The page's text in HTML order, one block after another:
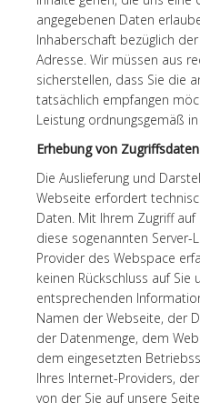
angegebenen Daten
Inhaberschaft bezüglich
Adresse. Wir müssen aus
sicherstellen, dass Sie die
tatsächlich empfangen
Leistung ordnungsgemäß
Erhebung von Zugriffsdaten
Die Auslieferung und
Webseite erfordert
Daten. Mit Ihrem Zugriff
diese sogenannten
Provider des Webspace
keinen Rückschluss auf Sie
entsprechenden
Namen der Webseite, der
der Datenmenge, dem
dem eingesetzten
Ihres Internet-Providers,
von der Sie auf unsere